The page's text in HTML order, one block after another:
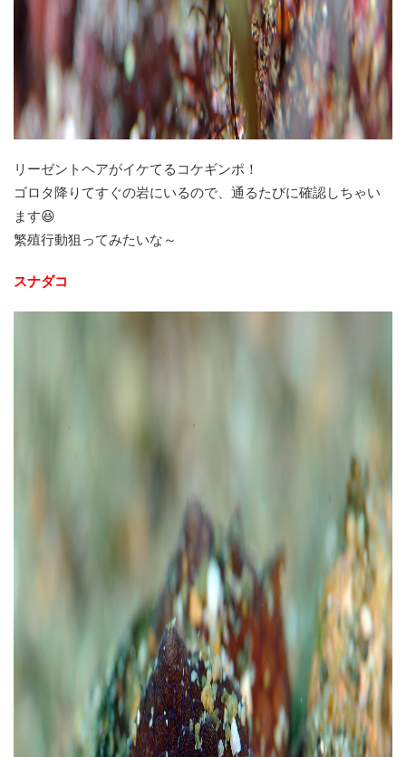
リーゼントヘアがイケてるコケギンポ！
ゴロタ降りてすぐの岩にいるので、通るたびに確認しちゃい
ます😆
繁殖行動狙ってみたいな～
スナダコ